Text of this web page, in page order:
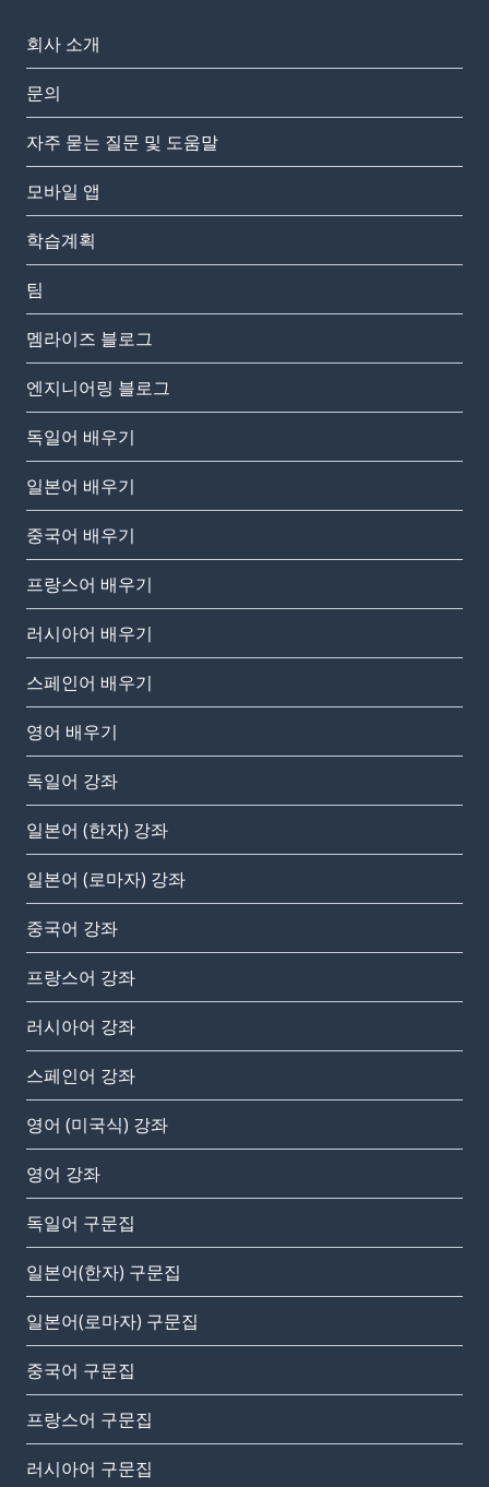
회사 소개
문의
자주 묻는 질문 및 도움말
모바일 앱
학습계획
팀
멤라이즈 블로그
엔지니어링 블로그
독일어 배우기
일본어 배우기
중국어 배우기
프랑스어 배우기
러시아어 배우기
스페인어 배우기
영어 배우기
독일어 강좌
일본어 (한자) 강좌
일본어 (로마자) 강좌
중국어 강좌
프랑스어 강좌
러시아어 강좌
스페인어 강좌
영어 (미국식) 강좌
영어 강좌
독일어 구문집
일본어(한자) 구문집
일본어(로마자) 구문집
중국어 구문집
프랑스어 구문집
러시아어 구문집